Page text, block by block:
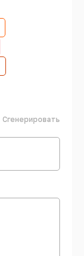
Сгенерировать